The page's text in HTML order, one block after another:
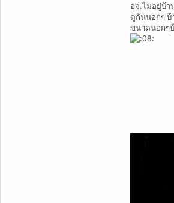
อจ.ไม่อยู่บ้า
ดูกันนอกๆ บ้
ขนาดนอกๆ